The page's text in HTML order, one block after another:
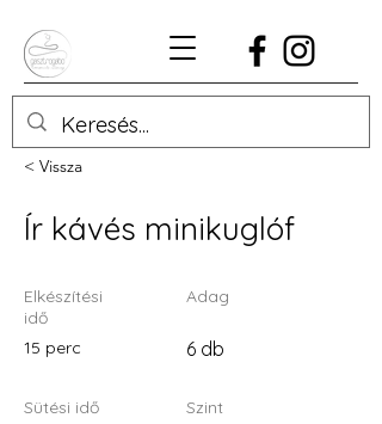
< Vissza
Ír kávés minikuglóf
Elkészítési
idő
15 perc
Sütési idő
Adag
6 db
Szint